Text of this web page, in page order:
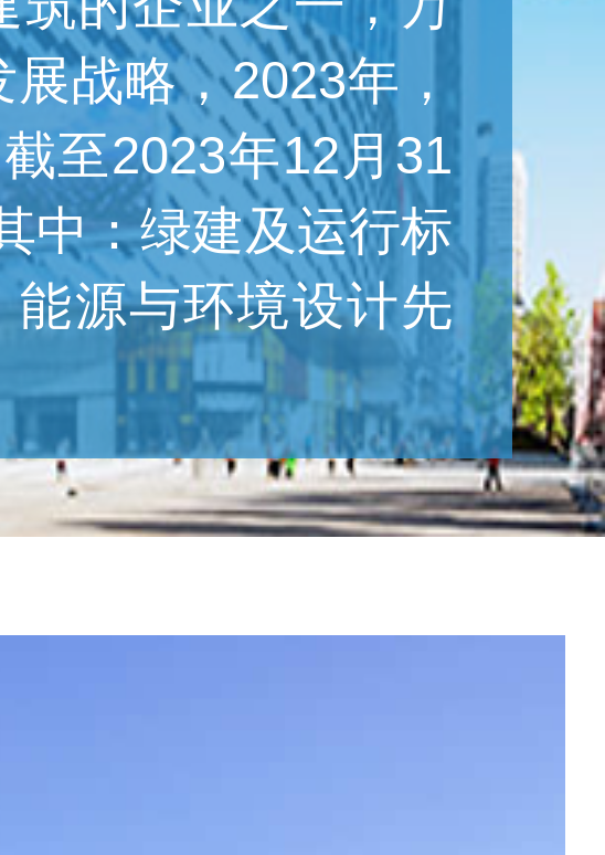
战略，2023年，
至2023年12月31
中：绿建及运行标
源与环境设计先